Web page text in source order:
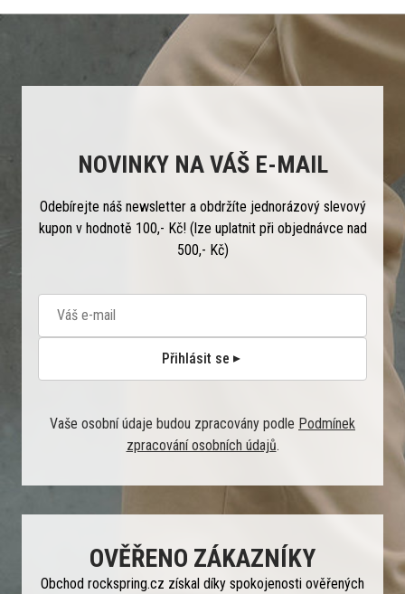
NOVINKY NA VÁŠ E-MAIL
Odebírejte náš newsletter a obdržíte jednorázový slevový
kupon v hodnotě 100,- Kč! (lze uplatnit při objednávce nad
500,- Kč)
Přihlásit se
Vaše osobní údaje budou zpracovány podle Podmínek
zpracování osobních údajů.
OVĚŘENO ZÁKAZNÍKY
Obchod rockspring.cz získal díky spokojenosti ověřených